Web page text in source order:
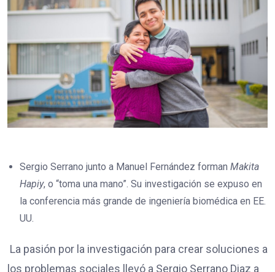
Sergio Serrano junto a Manuel Fernández forman Makita
Hapiy, o “toma una mano”. Su investigación se expuso en
la conferencia más grande de ingeniería biomédica en EE.
UU.
La pasión por la investigación para crear soluciones a
los problemas sociales llevó a Sergio Serrano Diaz a